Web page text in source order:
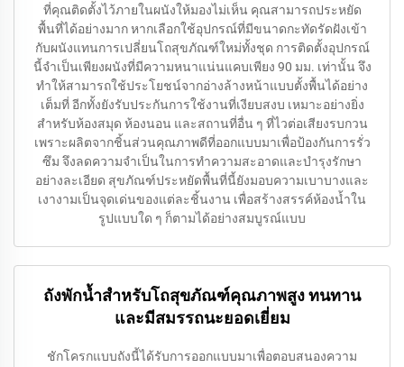
ที่คุณติดตั้งไว้ภายในผนังให้มองไม่เห็น คุณสามารถประหยัด
พื้นที่ได้อย่างมาก หากเลือกใช้อุปกรณ์ที่มีขนาดกะทัดรัดฝังเข้า
กับผนังแทนการเปลี่ยนโถสุขภัณฑ์ใหม่ทั้งชุด การติดตั้งอุปกรณ์
นี้จำเป็นเพียงผนังที่มีความหนาแน่นแคบเพียง 90 มม. เท่านั้น จึง
ทำให้สามารถใช้ประโยชน์จากอ่างล้างหน้าแบบตั้งพื้นได้อย่าง
เต็มที่ อีกทั้งยังรับประกันการใช้งานที่เงียบสงบ เหมาะอย่างยิ่ง
สำหรับห้องสมุด ห้องนอน และสถานที่อื่น ๆ ที่ไวต่อเสียงรบกวน
เพราะผลิตจากชิ้นส่วนคุณภาพดีที่ออกแบบมาเพื่อป้องกันการรั่ว
ซึม จึงลดความจำเป็นในการทำความสะอาดและบำรุงรักษา
อย่างละเอียด สุขภัณฑ์ประหยัดพื้นที่นี้ยังมอบความเบาบางและ
เงางามเป็นจุดเด่นของแต่ละชิ้นงาน เพื่อสร้างสรรค์ห้องน้ำใน
รูปแบบใด ๆ ก็ตามได้อย่างสมบูรณ์แบบ
ถังพักน้ำสำหรับโถสุขภัณฑ์คุณภาพสูง ทนทาน
และมีสมรรถนะยอดเยี่ยม
ชักโครกแบบถังนี้ได้รับการออกแบบมาเพื่อตอบสนองความ